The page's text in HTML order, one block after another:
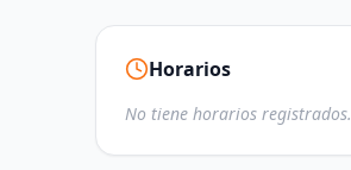
Horarios
No tiene horarios registrados.